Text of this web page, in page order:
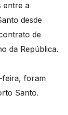
entre a
desde
de
da República.
feira, foram
Santo.